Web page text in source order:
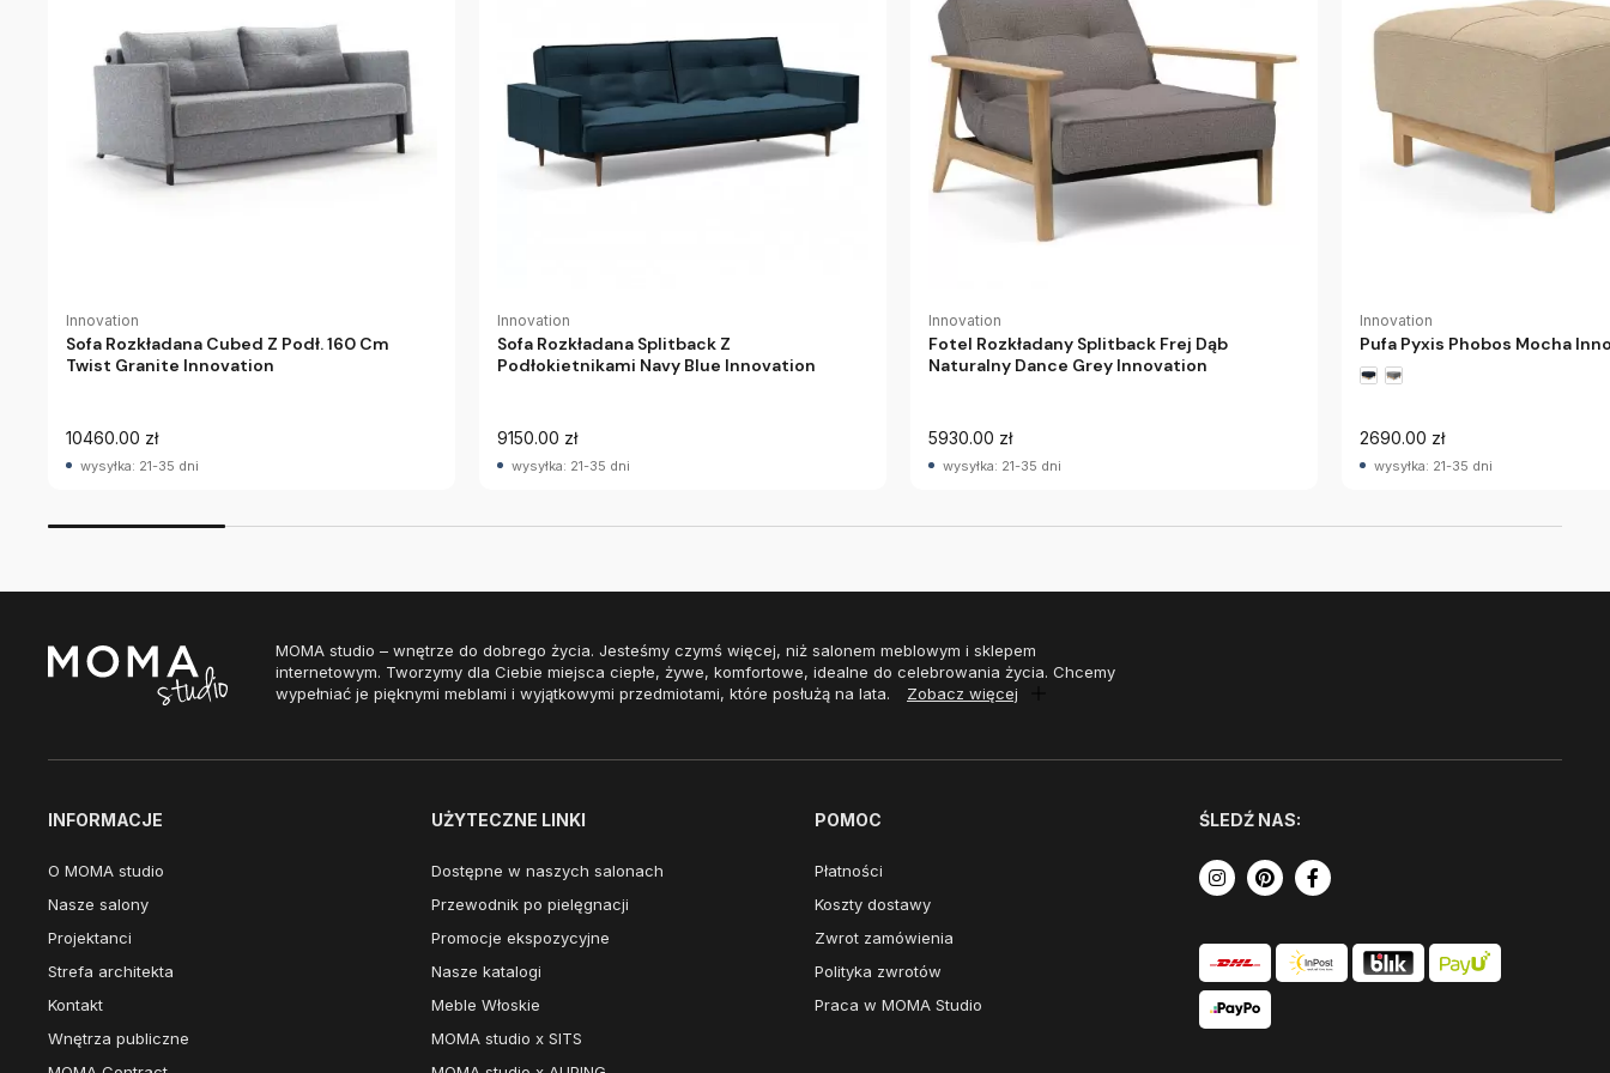
Innovation
Sofa Rozkładana Cubed Z Podł. 160 Cm
Twist Granite Innovation
10460.00 zł
wysyłka: 21-35 dni
Innovation
Sofa Rozkładana Splitback Z
Podłokietnikami Navy Blue Innovation
9150.00 zł
wysyłka: 21-35 dni
Innovation
Fotel Rozkładany Splitback Frej Dąb
Naturalny Dance Grey Innovation
5930.00 zł
wysyłka: 21-35 dni
Innovation
Pufa Pyxis Phobos Mocha
2690.00 zł
wysyłka: 21-35 dni
MOMA studio – wnętrze do dobrego życia. Jesteśmy czymś więcej, niż salonem meblowym i sklepem
internetowym. Tworzymy dla Ciebie miejsca ciepłe, żywe, komfortowe, idealne do celebrowania życia. Chcemy
wypełniać je pięknymi meblami i wyjątkowymi przedmiotami, które posłużą na lata.
Zobacz więcej
INFORMACJE
O MOMA studio
Nasze salony
Projektanci
Strefa architekta
Kontakt
Wnętrza publiczne
UŻYTECZNE LINKI
Dostępne w naszych salonach
Przewodnik po pielęgnacji
Promocje ekspozycyjne
Nasze katalogi
Meble Włoskie
MOMA studio x SITS
POMOC
Płatności
Koszty dostawy
Zwrot zamówienia
Polityka zwrotów
Praca w MOMA Studio
ŚLEDŹ NAS: